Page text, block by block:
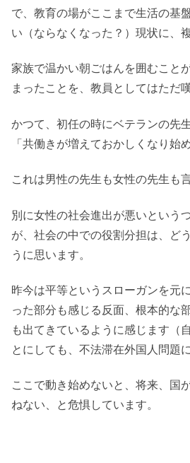
で、教育の場がここまで生活の基
い（ならなくなった？）現状に、
家族で温かい朝ごはんを囲むこと
まったことを、教員としてはただ
かつて、初任の時にベテランの先
「共働きが増えておかしくなり始
これは男性の先生も女性の先生も
別に女性の社会進出が悪いという
が、社会の中での役割分担は、ど
うに思います。
昨今は平等というスローガンを元
った部分も感じる反面、根本的な
も出てきているように感じます（
とにしても、不法滞在外国人問題
ここで動き始めないと、将来、国
ねない、と危惧しています。